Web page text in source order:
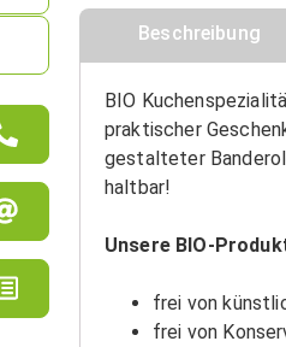
Beschreibung
BIO
praktischer
gestalteter
haltbar!
Unsere BIO-
frei von
frei von